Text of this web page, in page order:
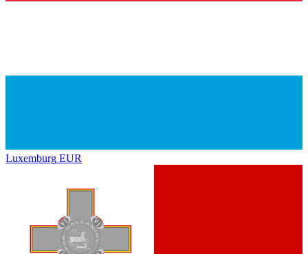
Luxemburg EUR